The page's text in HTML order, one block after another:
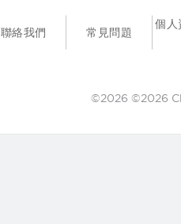
聯絡我們 常見問題
個人
©2026 ©2026